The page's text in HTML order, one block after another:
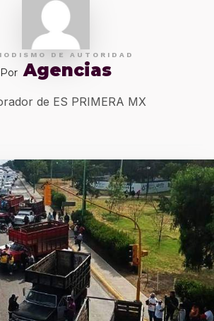
DE AUTORIDAD
Por Agencias
de ES PRIMERA MX